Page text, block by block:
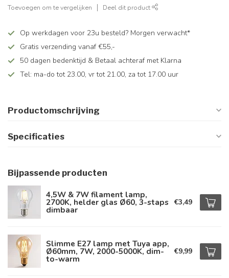
Toevoegen om te vergelijken Deel dit product
Op werkdagen voor 23u besteld? Morgen verwacht*
Gratis verzending vanaf €55,-
50 dagen bedenktijd & Betaal achteraf met Klarna
Tel: ma-do tot 23.00, vr tot 21.00, za tot 17.00 uur
Productomschrijving
Specificaties
Bijpassende producten
4,5W & 7W filament lamp,
2700K, helder glas Ø60, 3-staps
dimbaar
€3,49
Slimme E27 lamp met Tuya app,
Ø60mm, 7W, 2000-5000K, dim-
to-warm
€9,99